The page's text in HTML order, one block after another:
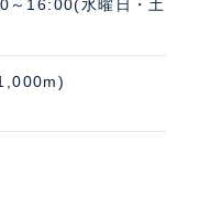
～16:00(水曜日・土